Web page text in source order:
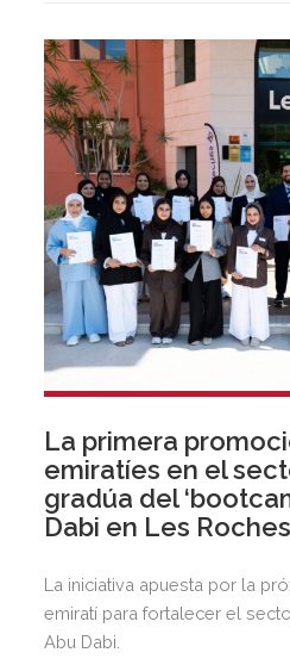
La primera
emiratíes en el
gradúa del
Dabi en Les
La iniciativa apuesta por la
emiratí para fortalecer el
Abu Dabi.